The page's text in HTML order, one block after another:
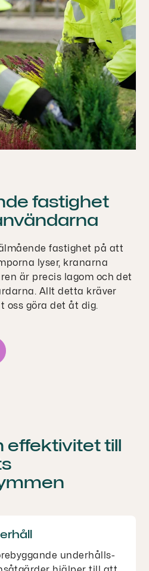
fastighet
fastighet på att
lyser, kranarna
är precis lagom och det
Allt detta kräver
oss göra det åt dig.
effektivitet till
underhålls-